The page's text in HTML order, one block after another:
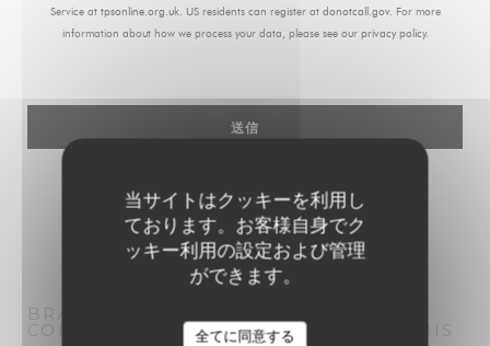
当サイトはクッキーを利用し
ております。お客様自身でク
ッキー利用の設定および管理
ができます。
全てに同意する
Service at tpsonline.org.uk. US residents can register at donotcall.gov. For more
information about how we process your data, please see our privacy policy.
BRASSERIE PARISIENNE | LE GRAND
COLBERT | PARIS 1910ブラッセリー PARIS